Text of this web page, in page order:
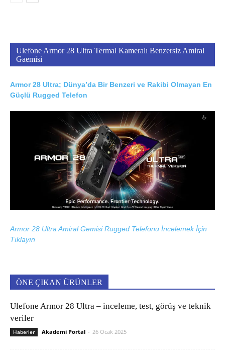
Ulefone Armor 28 Ultra Termal Kameralı Benzersiz Amiral
Gaemisi
Armor 28 Ultra; Dünya’da Bir Benzeri ve Rakibi Olmayan En
Güçlü Rugged Telefon
Armor 28 Ultra Amiral Gemisi Rugged Telefonu İncelemek İçin
Tıklayın
ÖNE ÇIKAN ÜRÜNLER
Ulefone Armor 28 Ultra – inceleme, test, görüş ve teknik
veriler
Haberler Akademi Portal - 26 Ocak 2025